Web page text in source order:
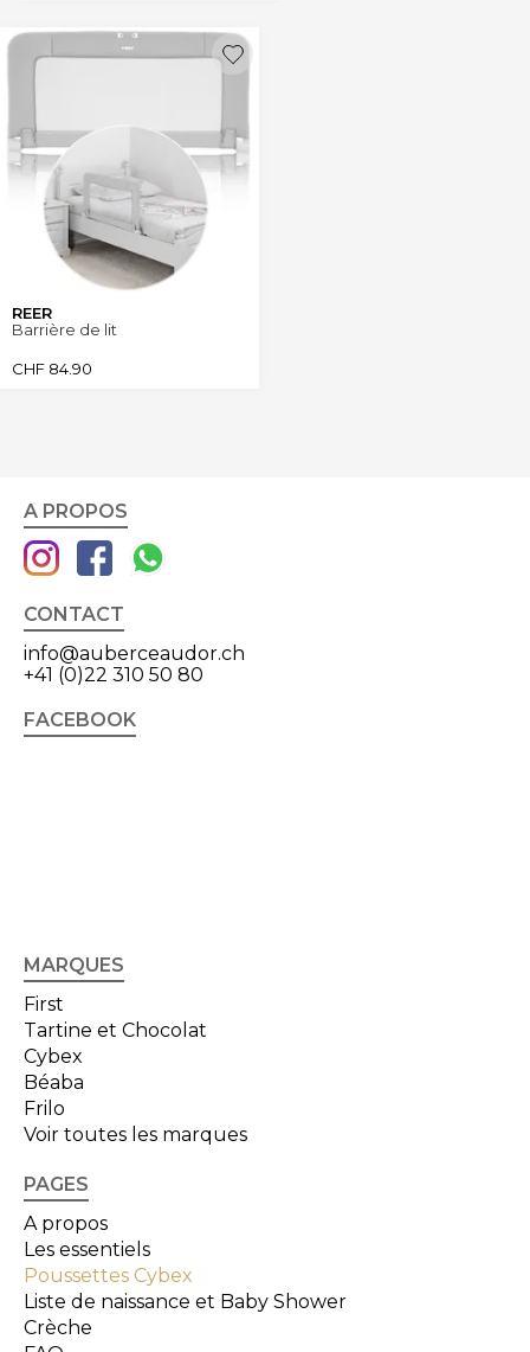
REER
Barrière de lit
CHF 84.90
A PROPOS
CONTACT
info@auberceaudor.ch
+41 (0)22 310 50 80
FACEBOOK
MARQUES
First
Tartine et Chocolat
Cybex
Béaba
Frilo
Voir toutes les marques
PAGES
A propos
Les essentiels
Poussettes Cybex
Liste de naissance et Baby Shower
Crèche